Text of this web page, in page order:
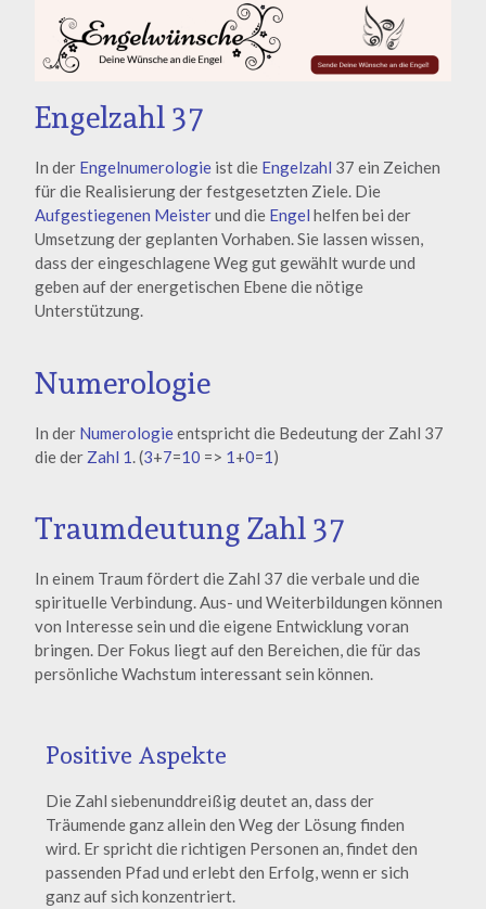
Engelzahl 37
In der Engelnumerologie ist die Engelzahl 37 ein Zeichen
für die Realisierung der festgesetzten Ziele. Die
Aufgestiegenen Meisterund die Engel helfen bei der
Umsetzung der geplanten Vorhaben. Sie lassen wissen,
dass der eingeschlagene Weg gut gewählt wurde und
geben auf der energetischen Ebene die nötige
Unterstützung.
Numerologie
In der Numerologieentspricht die Bedeutung der Zahl 37
die der Zahl 1. (3+7=10 => 1+0=1)
Traumdeutung Zahl 37
In einem Traum fördert die Zahl 37 die verbale und die
spirituelle Verbindung. Aus- und Weiterbildungen können
von Interesse sein und die eigene Entwicklung voran
bringen. Der Fokus liegt auf den Bereichen, die für das
persönliche Wachstum interessant sein können.
Positive Aspekte
Die Zahl siebenunddreißig deutet an, dass der
Träumende ganz allein den Weg der Lösung finden
wird. Er spricht die richtigen Personen an, findet den
passenden Pfad und erlebt den Erfolg, wenn er sich
ganz auf sich konzentriert.